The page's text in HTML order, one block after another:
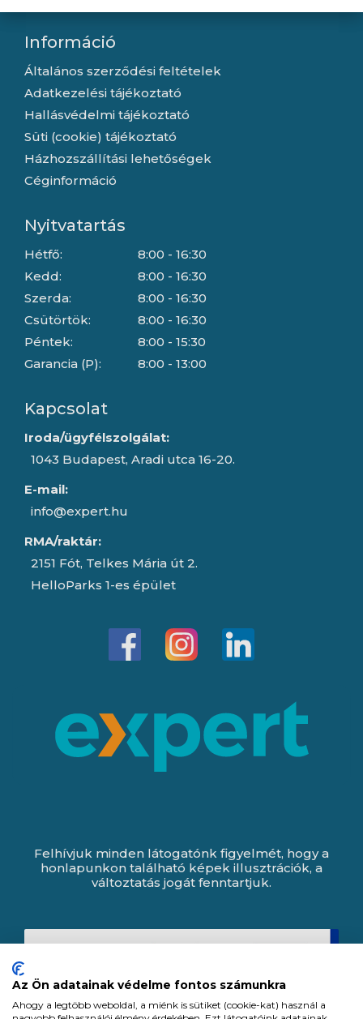
Információ
Általános szerződési feltételek
Adatkezelési tájékoztató
Hallásvédelmi tájékoztató
Süti (cookie) tájékoztató
Házhozszállítási lehetőségek
Céginformáció
Nyitvatartás
Hétfő:
Kedd:
Szerda:
Csütörtök:
Péntek:
Garancia (P):
8:00 - 16:30
8:00 - 16:30
8:00 - 16:30
8:00 - 16:30
8:00 - 15:30
8:00 - 13:00
Kapcsolat
Iroda/ügyfélszolgálat:
1043 Budapest, Aradi utca 16-20.
E-mail:
info@expert.hu
RMA/raktár:
2151 Fót, Telkes Mária út 2.
HelloParks 1-es épület
Felhívjuk minden látogatónk figyelmét, hogy a
honlapunkon található képek illusztrációk, a
változtatás jogát fenntartjuk.
Az Ön adatainak védelme fontos számunkra
Ahogy a legtöbb weboldal, a miénk is sütiket (cookie-kat) használ a